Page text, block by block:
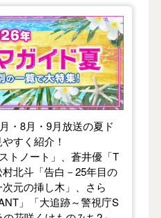
マガイド
・8月・9月放送の夏ド
すく紹介！
トノート」、蒼井優「T
北斗「告白－25年目の
元の挿し木」、さら
」「大追跡～警視庁S